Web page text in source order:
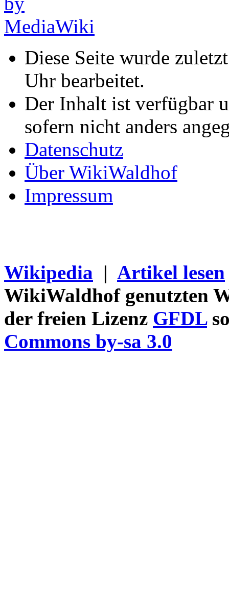
Diese Seite wurde
Uhr bearbeitet.
Der Inhalt ist verfügbar
sofern nicht anders
Datenschutz
Über WikiWaldhof
Impressum
Wikipedia | Artikel lesen
WikiWaldhof genutzten
der freien Lizenz GFDL
Commons by-sa 3.0